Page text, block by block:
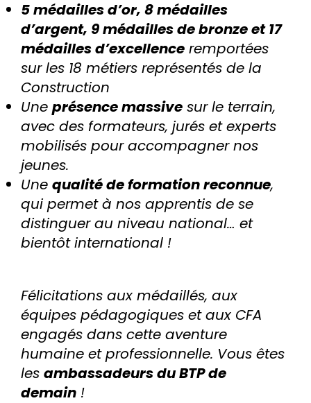
5 médailles d’or, 8 médailles
d’argent, 9 médailles de bronze et 17
médailles d’excellence remportées
sur les 18 métiers représentés de la
Construction
Une présence massive sur le terrain,
avec des formateurs, jurés et experts
mobilisés pour accompagner nos
jeunes.
Une qualité de formation reconnue,
qui permet à nos apprentis de se
distinguer au niveau national… et
bientôt international !
Félicitations aux médaillés, aux
équipes pédagogiques et aux CFA
engagés dans cette aventure
humaine et professionnelle. Vous êtes
les ambassadeurs du BTP de
demain !